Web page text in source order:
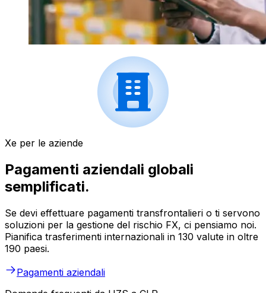
Xe per le aziende
Pagamenti aziendali globali
semplificati.
Se devi effettuare pagamenti transfrontalieri o ti servono
soluzioni per la gestione del rischio FX, ci pensiamo noi.
Pianifica trasferimenti internazionali in 130 valute in oltre
190 paesi.
Pagamenti aziendali